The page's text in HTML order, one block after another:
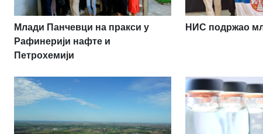
Млади Панчевци на пракси у
Рафинерији нафте и
Петрохемији
НИС подржао